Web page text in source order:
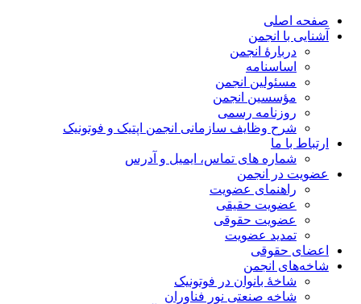
صفحه اصلی
آشنایی با انجمن
دربارۀ انجمن
اساسنامه
مسئولین انجمن
مؤسسین انجمن
روزنامه رسمی
شرح وظایف سازمانی انجمن اپتیک و فوتونیک
ارتباط با ما
شماره های تماس، ایمیل و آدرس
عضویت در انجمن
راهنمای عضویت
عضویت حقیقی
عضویت حقوقی
تمدید عضویت
اعضای حقوقی
شاخه‌های انجمن
شاخۀ بانوان در فوتونیک
شاخه صنعتی نور فناوران